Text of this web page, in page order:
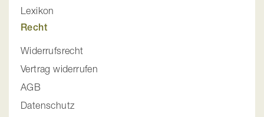
Lexikon
Recht
Widerrufsrecht
Vertrag widerrufen
AGB
Datenschutz